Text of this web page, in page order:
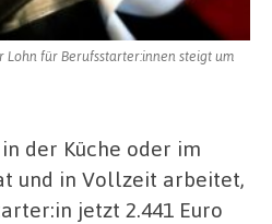
für Berufsstarter:innen steigt um
der Küche oder im
und in Vollzeit arbeitet,
jetzt 2.441 Euro